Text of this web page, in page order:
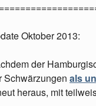
Oktober 2013:
der
Schwärzungen als
heraus, mit